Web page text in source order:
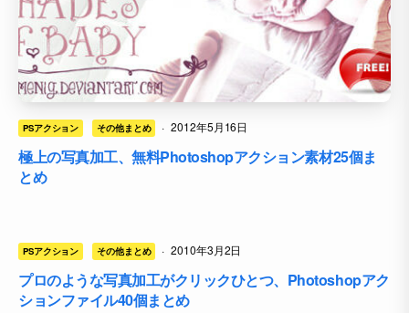
PSアクション その他まとめ · 2012年5月16日
極上の写真加工、無料Photoshopアクション素材25個ま
とめ
PSアクション その他まとめ · 2010年3月2日
プロのような写真加工がクリックひとつ、Photoshopアク
ションファイル40個まとめ